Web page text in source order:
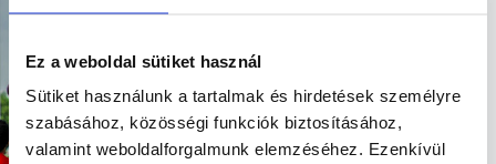
Ez a weboldal sütiket használ
Sütiket használunk a tartalmak és hirdetések személyre
szabásához, közösségi funkciók biztosításához,
valamint weboldalforgalmunk elemzéséhez. Ezenkívül